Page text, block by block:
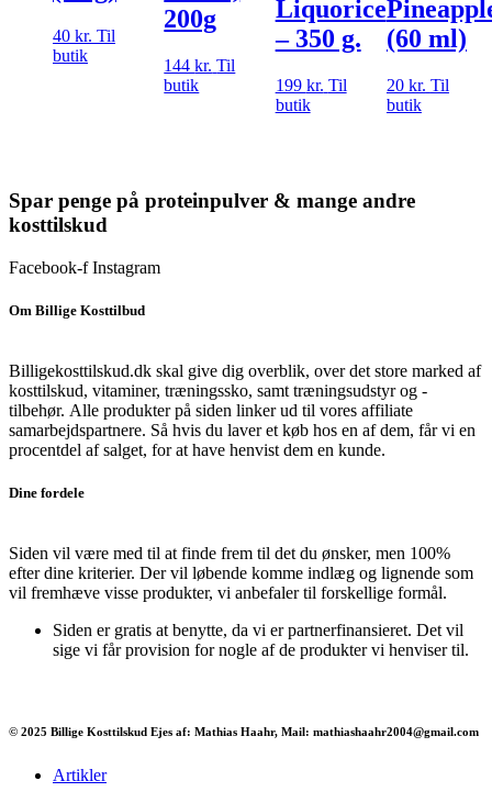
40 kr. Til
butik
200g
144kr. Til
butik
Liquorice
– 350 g.
199 kr. Til
butik
(60 ml)
20 kr. Til
butik
Spar penge på proteinpulver & mange andre
kosttilskud
Facebook-f Instagram
Om Billige Kosttilbud
Billigekosttilskud.dk skal give dig overblik, over det store marked af
kosttilskud, vitaminer, træningssko, samt træningsudstyr og -
tilbehør. Alle produkter på siden linker ud til vores affiliate
samarbejdspartnere. Så hvis du laver et køb hos en af dem, får vi en
procentdel af salget, for at have henvist dem en kunde.
Dine fordele
Siden vil være med til at finde frem til det du ønsker, men 100%
efter dine kriterier. Der vil løbende komme indlæg og lignende som
vil fremhæve visse produkter, vi anbefaler til forskellige formål.
Siden er gratis at benytte, da vi er partnerfinansieret. Det vil
sige vi får provision for nogle af de produkter vi henviser til.
© 2025 Billige Kosttilskud Ejes af: Mathias Haahr, Mail: mathiashaahr2004@gmail.com
Artikler